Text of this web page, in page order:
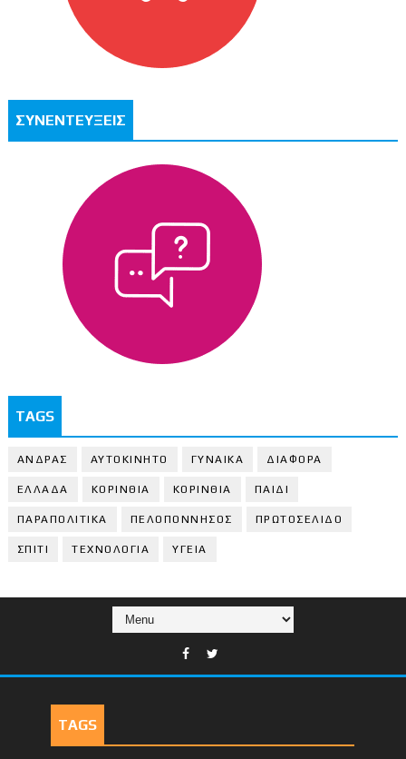
ΣΥΝΕΝΤΕΥΞΕΙΣ
TAGS
ΑΝΔΡΑΣ ΑΥΤΟΚΙΝΗΤΟ ΓΥΝΑΙΚΑ ΔΙΑΦΟΡΑ
ΕΛΛΑΔΑ ΚΟΡΙΝΘΙΑ ΚΟΡΙΝΘΙA ΠΑΙΔΙ
ΠΑΡΑΠΟΛΙΤΙΚΑ ΠΕΛΟΠΟΝΝΗΣΟΣ ΠΡΩΤΟΣΕΛΙΔΟ
ΣΠΙΤΙ ΤΕΧΝΟΛΟΓΙΑ ΥΓΕΙΑ
TAGS